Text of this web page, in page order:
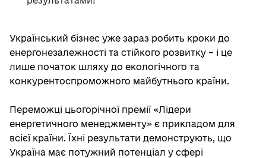
Український бізнес уже зараз робить кроки до
енергонезалежності та стійкого розвитку – і це
лише початок шляху до екологічного та
конкурентоспроможного майбутнього країни.
Переможці цьогорічної премії «Лідери
енергетичного менеджменту» є прикладом для
всієї країни. Їхні результати демонструють, що
Україна має потужний потенціал у сфері